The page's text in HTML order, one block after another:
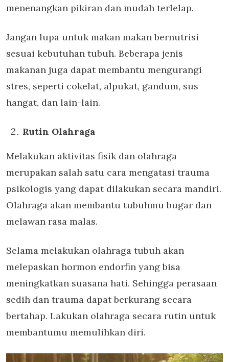
menenangkan pikiran dan mudah terlelap.
Jangan lupa untuk makan makan bernutrisi
sesuai kebutuhan tubuh. Beberapa jenis
makanan juga dapat membantu mengurangi
stres, seperti cokelat, alpukat, gandum, sus
hangat, dan lain-lain.
Rutin Olahraga
Melakukan aktivitas fisik dan olahraga
merupakan salah satu cara mengatasi trauma
psikologis yang dapat dilakukan secara mandiri.
Olahraga akan membantu tubuhmu bugar dan
melawan rasa malas.
Selama melakukan olahraga tubuh akan
melepaskan hormon endorfin yang bisa
meningkatkan suasana hati. Sehingga perasaan
sedih dan trauma dapat berkurang secara
bertahap. Lakukan olahraga secara rutin untuk
membantumu memulihkan diri.